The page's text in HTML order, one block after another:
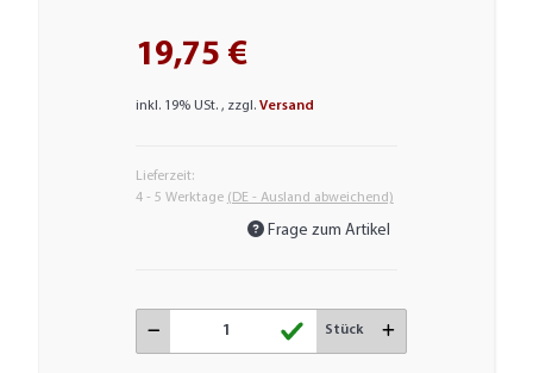
19,75 €
inkl. 19% USt. , zzgl. Versand
Lieferzeit:
4 - 5 Werktage (DE - Ausland abweichend)
Frage zum Artikel
Stück